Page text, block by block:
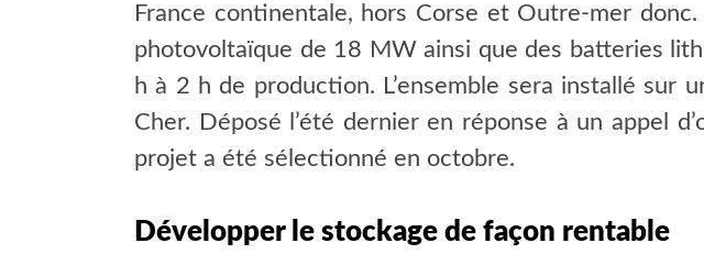
France continentale, hors Corse et Outre-mer
photovoltaïque de 18 MW ainsi que des batteries
h à 2 h de production. L’ensemble sera installé sur
Cher. Déposé l’été dernier en réponse à un appel
projet a été sélectionné en octobre.
Développer le stockage de façon rentable